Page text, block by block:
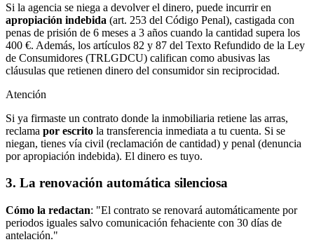
Si la agencia se niega a devolver el dinero, puede incurrir en
apropiación indebida (art. 253 del Código Penal), castigada con
penas de prisión de 6 meses a 3 años cuando la cantidad supera los
400 €. Además, los artículos 82 y 87 del Texto Refundido de la Ley
de Consumidores (TRLGDCU) califican como abusivas las
cláusulas que retienen dinero del consumidor sin reciprocidad.
Atención
Si ya firmaste un contrato donde la inmobiliaria retiene las arras,
reclama por escrito la transferencia inmediata a tu cuenta. Si se
niegan, tienes vía civil (reclamación de cantidad) y penal (denuncia
por apropiación indebida). El dinero es tuyo.
3. La renovación automática silenciosa
Cómo la redactan: "El contrato se renovará automáticamente por
periodos iguales salvo comunicación fehaciente con 30 días de
antelación."